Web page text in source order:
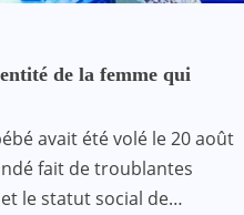
de la femme qui
avait été volé le 20 août
fait de troublantes
le statut social de…